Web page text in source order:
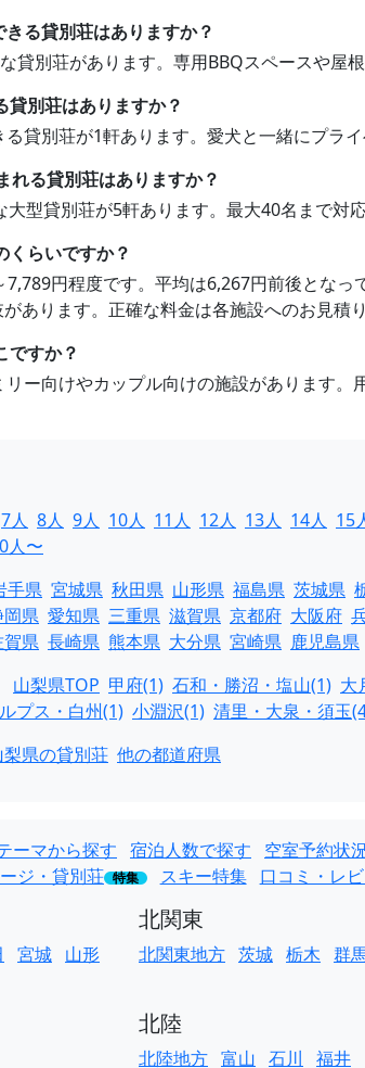
る貸別荘はありますか？
貸別荘があります。専用BBQスペースや屋
貸別荘はありますか？
貸別荘が1軒あります。愛犬と一緒にプラ
れる貸別荘はありますか？
型貸別荘が5軒あります。最大40名まで対
くらいですか？
円程度です。平均は6,267円前後とな
あります。正確な料金は各施設へのお見積
ですか？
ー向けやカップル向けの施設があります
7人 8人 9人 10人 11人 12人 13人 14人 15
人〜
手県 宮城県 秋田県 山形県 福島県 茨城県
岡県 愛知県 三重県 滋賀県 京都府 大阪府
賀県 長崎県 熊本県 大分県 宮崎県 鹿児島県
山梨県TOP 甲府(1) 石和・勝沼・塩山(1) 大
プス・白州(1) 小淵沢(1) 清里・大泉・須玉
梨県の貸別荘 他の都道府県
ーマから探す 宿泊人数で探す 空室予約状
ジ・貸別荘 特集 スキー特集 口コミ・レ
宮城 山形
北関東
北関東地方 茨城 栃木 群
北陸
北陸地方 富山 石川 福井